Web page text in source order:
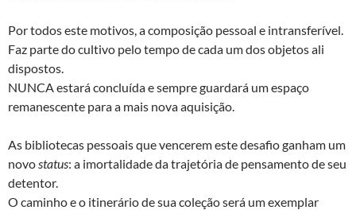
Por todos este motivos, a composição pessoal e intransferível.
Faz parte do cultivo pelo tempo de cada um dos objetos ali
dispostos.
NUNCA estará concluída e sempre guardará um espaço
remanescente para a mais nova aquisição.
As bibliotecas pessoais que vencerem este desafio ganham um
novo status: a imortalidade da trajetória de pensamento de seu
detentor.
O caminho e o itinerário de sua coleção será um exemplar